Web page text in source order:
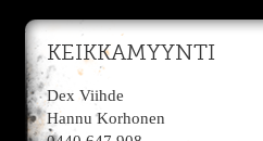
KEIKKAMYYNTI
Dex Viihde
Hannu Korhonen